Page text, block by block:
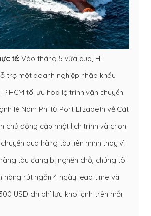
tế: Vào tháng 5 vừa qua, HL
trợ một doanh nghiệp nhập khẩu
tối ưu hóa lộ trình vận chuyển
lê Nam Phi từ Port Elizabeth về Cát
chủ động cập nhật lịch trình và chọn
qua hãng tàu liên minh thay vì
tàu đang bị nghẽn chỗ, chúng tôi
hàng rút ngắn 4 ngày lead time và
USD chi phí lưu kho lạnh trên mỗi